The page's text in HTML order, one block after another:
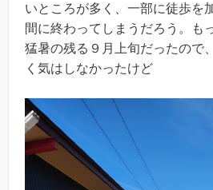
いところが多く、一部に徒歩を
間に終わってしまうだろう。も
猛暑の残る９月上旬だったので
く気はしなかったけど